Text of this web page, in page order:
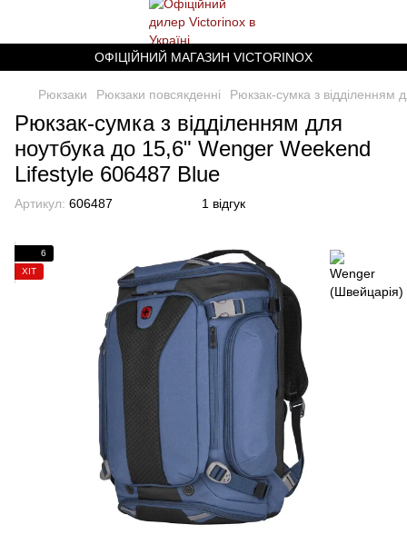
ОФІЦІЙНИЙ МАГАЗИН VICTORINOX
Рюкзаки Рюкзаки повсякденні Рюкзак-сумка з
Рюкзак-сумка з відділенням для
ноутбука до 15,6" Wenger Weekend
Lifestyle 606487 Blue
Артикул: 606487 1 відгук
6
ХІТ